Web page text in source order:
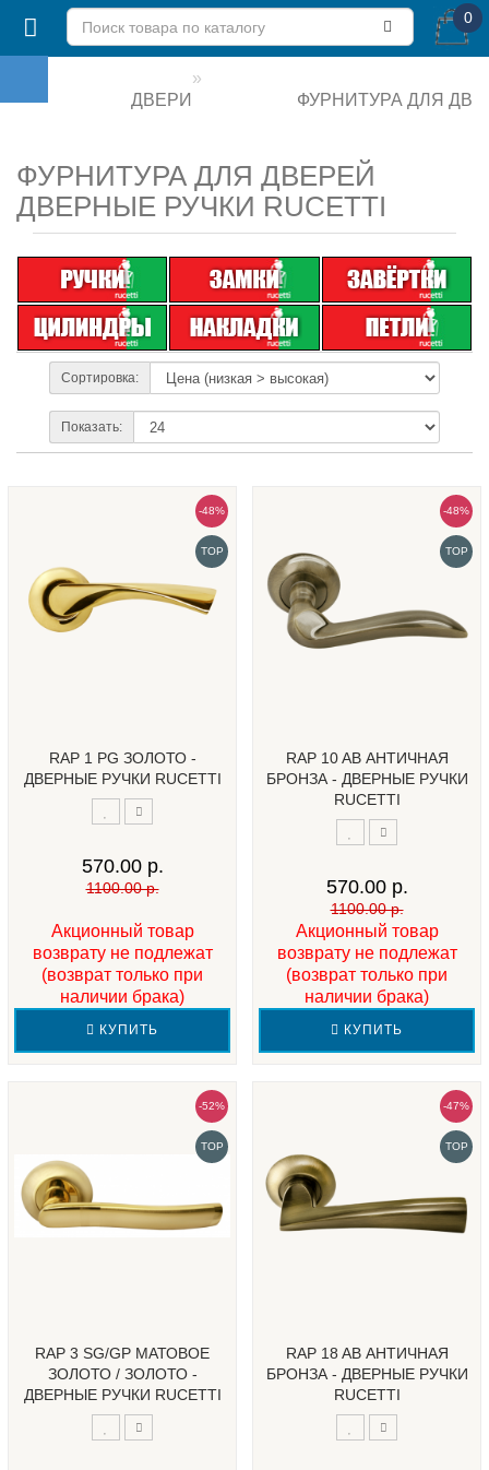
0
ДВЕРИ ФУРНИТУРА ДЛЯ
ФУРНИТУРА ДЛЯ ДВЕРЕЙ
ДВЕРНЫЕ РУЧКИ RUCETTI
Сортировка:
Показать:
-48%
TOP
RAP 1 PG ЗОЛОТО -
ДВЕРНЫЕ РУЧКИ RUCETTI
570.00 р.
1100.00 р.
Акционный товар
возврату не подлежат
(возврат только при
наличии брака)
КУПИТЬ
-48%
TOP
RAP 10 AB АНТИЧНАЯ
БРОНЗА - ДВЕРНЫЕ РУЧКИ
RUCETTI
570.00 р.
1100.00 р.
Акционный товар
возврату не подлежат
(возврат только при
наличии брака)
КУПИТЬ
-52%
TOP
RAP 3 SG/GP МАТОВОЕ
ЗОЛОТО / ЗОЛОТО -
ДВЕРНЫЕ РУЧКИ RUCETTI
-47%
TOP
RAP 18 AB АНТИЧНАЯ
БРОНЗА - ДВЕРНЫЕ РУЧКИ
RUCETTI